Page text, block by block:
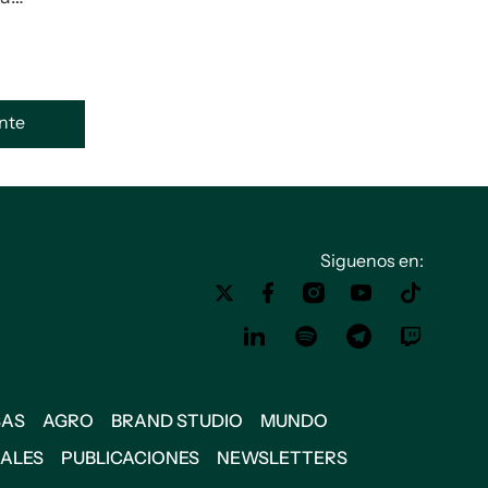
Siguenos en:
AGRO BRAND STUDIO
MUNDO
PUBLICACIONES
NEWSLETTERS